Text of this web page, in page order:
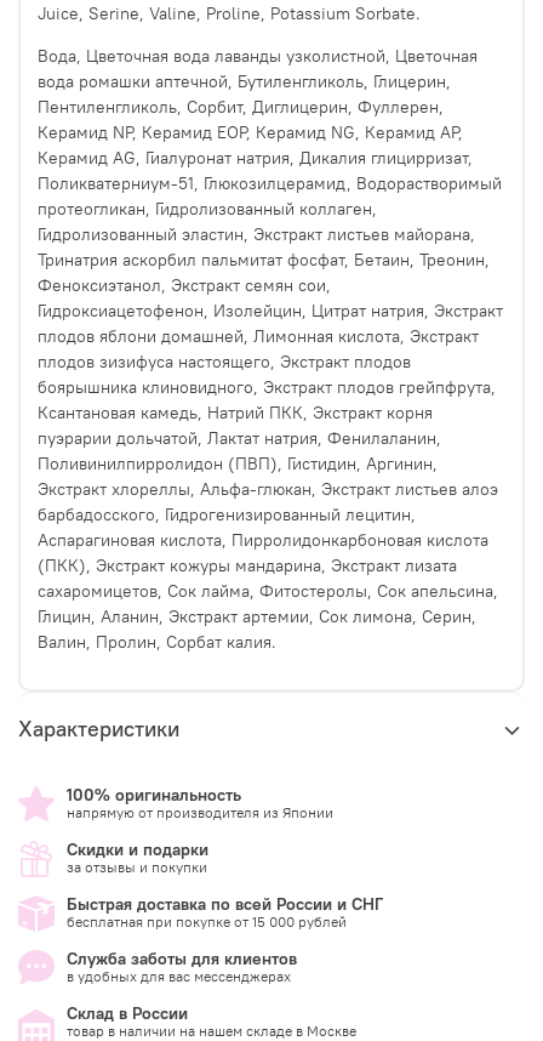
Juice, Serine, Valine, Proline, Potassium Sorbate.
Вода, Цветочная вода лаванды узколистной, Цветочная
вода ромашки аптечной, Бутиленгликоль, Глицерин,
Пентиленгликоль, Сорбит, Диглицерин, Фуллерен,
Керамид NP, Керамид EOP, Керамид NG, Керамид AP,
Керамид AG, Гиалуронат натрия, Дикалия глицирризат,
Поликватерниум-51, Глюкозилцерамид, Водорастворимый
протеогликан, Гидролизованный коллаген,
Гидролизованный эластин, Экстракт листьев майорана,
Тринатрия аскорбил пальмитат фосфат, Бетаин, Треонин,
Феноксиэтанол, Экстракт семян сои,
Гидроксиацетофенон, Изолейцин, Цитрат натрия, Экстракт
плодов яблони домашней, Лимонная кислота, Экстракт
плодов зизифуса настоящего, Экстракт плодов
боярышника клиновидного, Экстракт плодов грейпфрута,
Ксантановая камедь, Натрий ПКК, Экстракт корня
пуэрарии дольчатой, Лактат натрия, Фенилаланин,
Поливинилпирролидон (ПВП), Гистидин, Аргинин,
Экстракт хлореллы, Альфа-глюкан, Экстракт листьев алоэ
барбадосского, Гидрогенизированный лецитин,
Аспарагиновая кислота, Пирролидонкарбоновая кислота
(ПКК), Экстракт кожуры мандарина, Экстракт лизата
сахаромицетов, Сок лайма, Фитостеролы, Сок апельсина,
Глицин, Аланин, Экстракт артемии, Сок лимона, Серин,
Валин, Пролин, Сорбат калия.
Характеристики
100% оригинальность
напрямую от производителя из Японии
Скидки и подарки
за отзывы и покупки
Быстрая доставка по всей России и СНГ
бесплатная при покупке от 15 000 рублей
Служба заботы для клиентов
в удобных для вас мессенджерах
Склад в России
товар в наличии на нашем складе в Москве